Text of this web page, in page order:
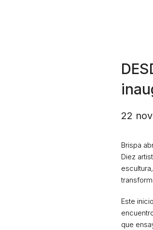
22 nov
Brispa
Diez
Este
que